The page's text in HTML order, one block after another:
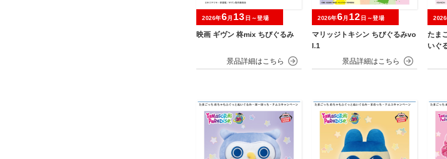
映画 ギヴン 柊mix ちびぐるみ
2026年6 月 13 日～登場
マリッジトキシン ちびぐるみvo
l.1
2026年6 月 12 日～登場
たま
いぐ
キャ